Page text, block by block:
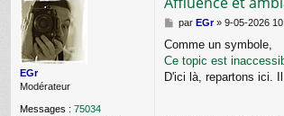
EGr
Modérateur
Messages : 75034
M
s
s
a
par EGr» 9-05-2026
Comme un symbole,
Ce topic est
D'ici là, repartons ici.